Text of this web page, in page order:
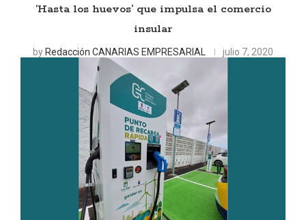
‘Hasta los huevos’ que impulsa el comercio
insular
byRedacción CANARIAS EMPRESARIAL julio 7, 2020